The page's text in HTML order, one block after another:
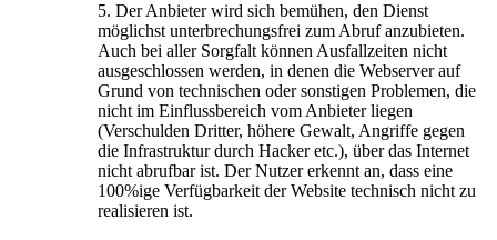
5. Der Anbieter wird sich bemühen, den Dienst
möglichst unterbrechungsfrei zum Abruf anzubieten.
Auch bei aller Sorgfalt können Ausfallzeiten nicht
ausgeschlossen werden, in denen die Webserver auf
Grund von technischen oder sonstigen Problemen, die
nicht im Einflussbereich vom Anbieter liegen
(Verschulden Dritter, höhere Gewalt, Angriffe gegen
die Infrastruktur durch Hacker etc.), über das Internet
nicht abrufbar ist. Der Nutzer erkennt an, dass eine
100%ige Verfügbarkeit der Website technisch nicht zu
realisieren ist.